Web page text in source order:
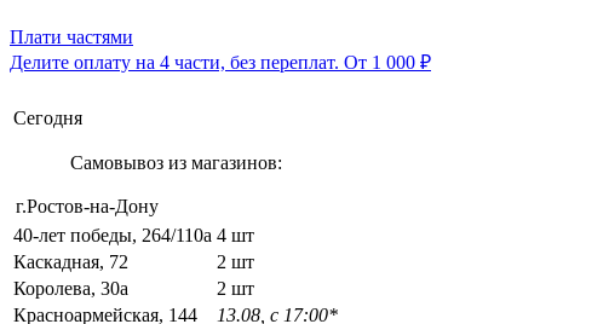
Плати частями
Делите оплату на 4 части, без переплат. От 1 000 ₽
Сегодня
Самовывоз из магазинов:
г.Ростов-на-Дону
40-лет победы, 264/110а 4 шт
Каскадная, 72
2 шт
Королева, 30а
2 шт
Красноармейская, 144
13.08, с 17:00*